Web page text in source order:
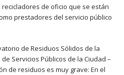
de oficio que se están
prestadores del servicio público
de Residuos Sólidos de la
Servicios Públicos de la Ciudad –
de residuos es muy grave: En el